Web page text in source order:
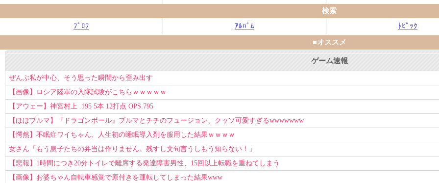
検索
ﾌﾟﾛﾌ
ｱﾙﾊﾞﾑ ﾄﾋﾟｯｸ
■オススメ
ゲーム速報
ぜんぶ私が中心、そう思った瞬間から歪み出す
【画像】ロシア陸軍の入隊試験がこちらｗｗｗｗｗ
【アウェー】神宮村上 .195 5本 12打点 OPS.795
【ほぼブルマ】『ドラゴンボール』ブルマとチチのフュージョン、クッソ可愛すぎるwwwwwww
【愕然】不眠症ワイちゃん、人生初の睡眠導入剤を服用した結果ｗｗｗｗ
女さん「もう息子たちの弁当は作りません。残すし文句言うしもう知らない！」
【悲報】1時間につき20分トイレで離席する発達障害男性、15回以上転職を重ねてしまう
【画像】お婆ちゃん自転車感覚で原付きを運転してしまった結果www